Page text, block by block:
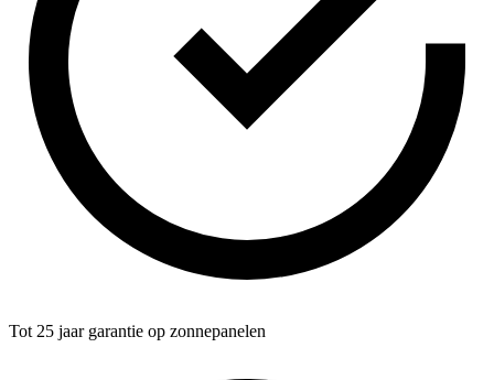
Tot 25 jaar garantie op zonnepanelen